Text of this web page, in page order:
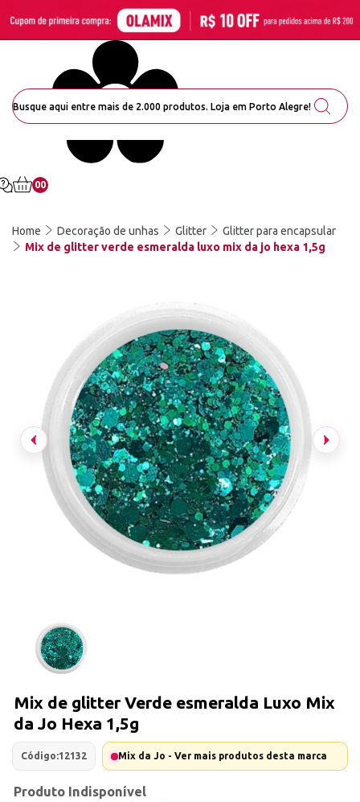
00
Home Decoração de unhas Glitter
Glitter para encapsular
Mix de glitter verde esmeralda luxo mix da jo hexa 1,5g
Mix de glitter Verde esmeralda Luxo Mix
da Jo Hexa 1,5g
Código:12132 Mix da Jo - Ver mais produtos desta marca
Produto Indisponível